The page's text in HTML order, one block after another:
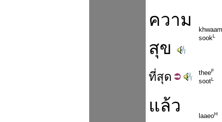
ความ
สุข
khwaam
sookL
ที่สุด theeF
sootL
แล้ว
laaeoH